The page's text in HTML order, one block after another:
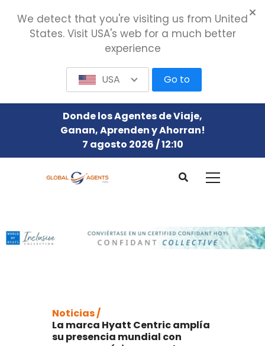
Donde los Agentes de Viaje,
Ganan, Aprenden y Ahorran!
7 agosto 2026 / 12:10
Noticias /
La marca Hyatt Centric amplía
su presencia mundial con
We detect that you're visiting us from United
States. Visit USA's web for a much better
experience
USA Go to